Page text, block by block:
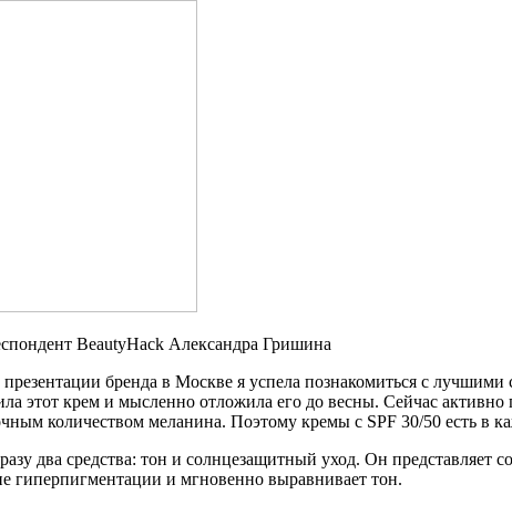
BeautyHack Александра Гришина
бренда в Москве я успела познакомиться с
этот крем и мысленно отложила его до весны. Сейчас
количеством меланина. Поэтому кремы с SPF 30/50 есть в
два средства: тон и солнцезащитный уход. Он
гиперпигментации и мгновенно выравнивает тон.